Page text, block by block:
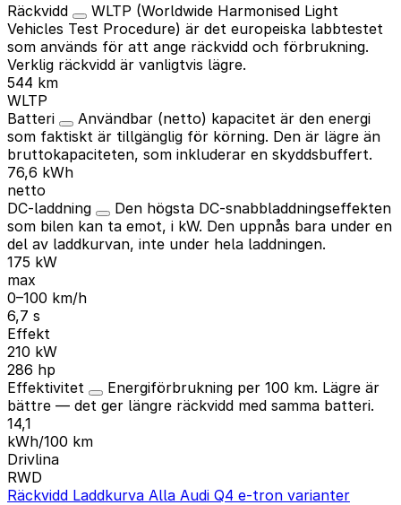
Räckvidd
WLTP (Worldwide Harmonised Light
Vehicles Test Procedure) är det europeiska labbtestet
som används för att ange räckvidd och förbrukning.
Verklig räckvidd är vanligtvis lägre.
544 km
WLTP
Batteri
Användbar (netto) kapacitet är den energi
som faktiskt är tillgänglig för körning. Den är lägre än
bruttokapaciteten, som inkluderar en skyddsbuffert.
76,6 kWh
netto
DC-laddning
Den högsta DC-snabbladdningseffekten
som bilen kan ta emot, i kW. Den uppnås bara under en
del av laddkurvan, inte under hela laddningen.
175 kW
max
0–100 km/h
6,7 s
Effekt
210 kW
286 hp
Effektivitet
Energiförbrukning per 100 km. Lägre är
bättre — det ger längre räckvidd med samma batteri.
14,1
kWh/100 km
Drivlina
RWD
Räckvidd Laddkurva Alla Audi Q4 e-tron varianter